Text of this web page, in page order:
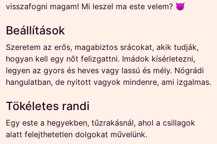
visszafogni magam! Mi leszel ma este velem? 😈
Beállítások
Szeretem az erős, magabiztos srácokat, akik tudják,
hogyan kell egy nőt felizgattni. Imádok kísérletezni,
legyen az gyors és heves vagy lassú és mély. Nógrádi
hangulatban, de nyitott vagyok mindenre, ami izgalmas.
Tökéletes randi
Egy este a hegyekben, tűzrakásnál, ahol a csillagok
alatt felejthetetlen dolgokat művelünk.